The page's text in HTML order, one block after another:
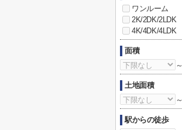
ワンルーム
2K/2DK/2LDK
4K/4DK/4LDK
面積
～
土地面積
～
駅からの徒歩